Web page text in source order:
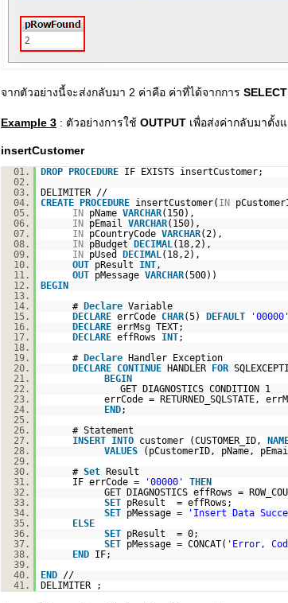
จากตัวอย่างนี้จะส่งกลับมา 2 ค่าคือ ค่าที่ได้จากการ SELECT
Example 3 : ตัวอย่างการใช้ OUTPUT เพื่อส่งค่ากลับมาตั้ง
insertCustomer
01. DROP PROCEDURE
IF EXISTS insertCustomer;
02.
03.
DELIMITER //
04.
CREATE PROCEDURE insertCustomer( IN
05.
IN pName VARCHAR(150),
06.
IN pEmail VARCHAR(150),
07.
IN pCountryCode VARCHAR(2),
08.
IN pBudget DECIMAL(18,2),
09.
IN pUsed DECIMAL(18,2),
10.
OUT pResult INT,
11.
OUT pMessage VARCHAR(500))
12.
BEGIN
13.
14.
# Declare Variable
15.
DECLARE errCode CHAR(5) DEFAULT '00000'
16.
DECLARE errMsg TEXT;
17.
DECLARE effRows INT;
18.
19.
# Declare
Handler Exception
20.
DECLARE CONTINUE HANDLER FOR
21.
BEGIN
22.
GET DIAGNOSTICS CONDITION 1
23.
errCode = RETURNED_SQLSTATE,
24.
END;
25.
26.
# Statement
27.
INSERT INTO customer (CUSTOMER_ID,
28.
VALUES
(pCustomerID, pName,
29.
30.
# Set
Result
31.
IF errCode = '00000'
THEN
32.
GET DIAGNOSTICS effRows =
33.
SET
pResult = effRows;
34.
SET pMessage = 'Insert Data
35.
ELSE
36.
SET
pResult = 0;
37.
SET pMessage = CONCAT( 'Error,
38.
END
IF;
39.
40.
END
//
41.
DELIMITER ;